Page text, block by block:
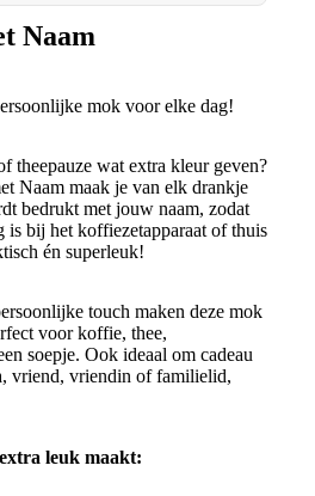
Naam
mok voor elke dag!
theepauze wat extra kleur geven?
Naam maak je van elk drankje
bedrukt met jouw naam, zodat
is bij het koffiezetapparaat of thuis
én superleuk!
touch maken deze mok
voor koffie, thee,
soepje. Ook ideaal om cadeau
vriend, vriendin of familielid,
leuk maakt: